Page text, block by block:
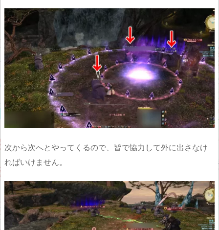
次から次へとやってくるので、皆で協力して外に出さなけ
ればいけません。